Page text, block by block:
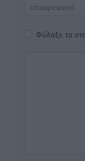
Φύλαξε τα